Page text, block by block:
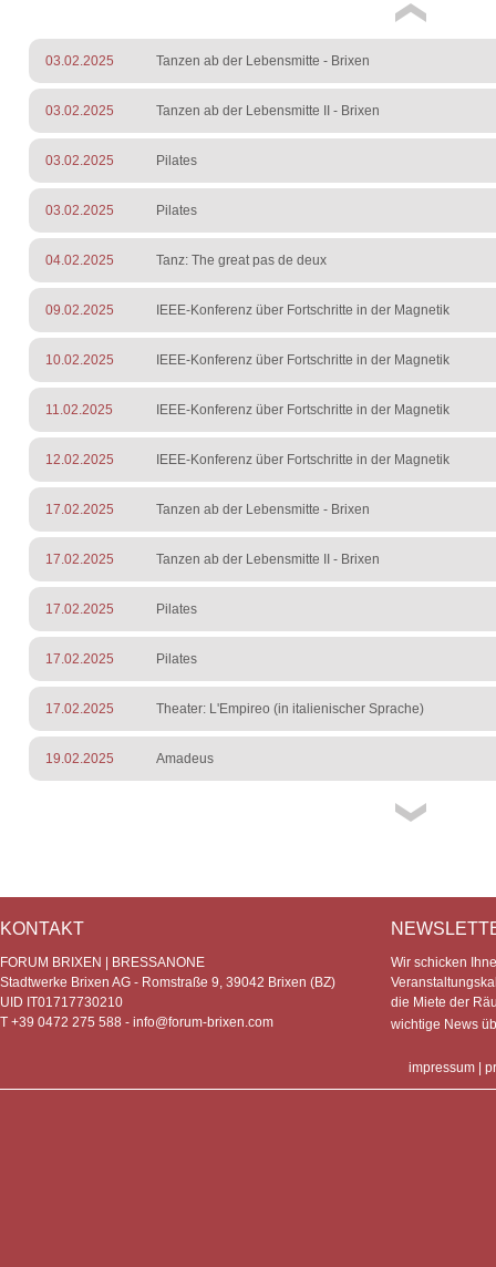
03.02.2025 Tanzen ab der Lebensmitte - Brixen
03.02.2025 Tanzen ab der Lebensmitte II - Brixen
03.02.2025 Pilates
03.02.2025 Pilates
04.02.2025 Tanz: The great pas de deux
09.02.2025 IEEE-Konferenz über Fortschritte in der Magnetik
10.02.2025 IEEE-Konferenz über Fortschritte in der Magnetik
11.02.2025 IEEE-Konferenz über Fortschritte in der Magnetik
12.02.2025 IEEE-Konferenz über Fortschritte in der Magnetik
17.02.2025 Tanzen ab der Lebensmitte - Brixen
17.02.2025 Tanzen ab der Lebensmitte II - Brixen
17.02.2025 Pilates
17.02.2025 Pilates
17.02.2025 Theater: L'Empireo (in italienischer Sprache)
19.02.2025 Amadeus
KONTAKT
FORUM BRIXEN | BRESSANONE
Stadtwerke Brixen AG - Romstraße 9, 39042 Brixen (BZ)
UID IT01717730210
T +39 0472 275 588 - info@forum-brixen.com
Wir schicken
die Miete der
wichtige News
impressum